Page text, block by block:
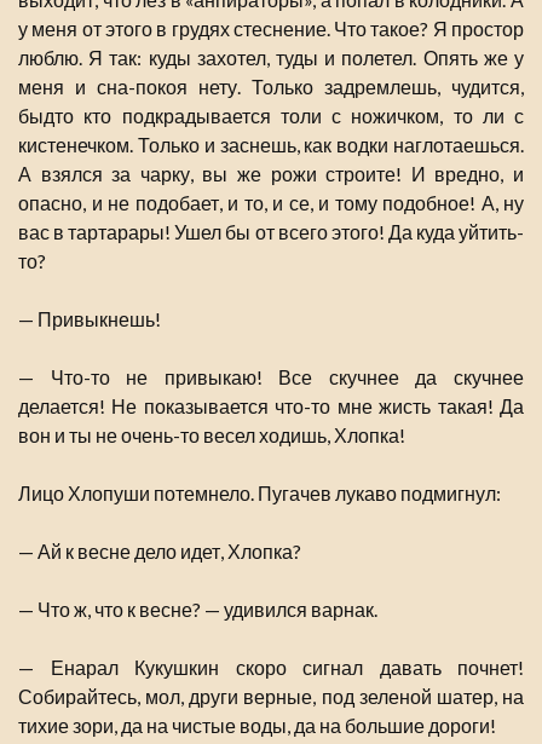
у меня от этого в грудях стеснение. Что такое? Я простор
люблю. Я так: куды захотел, туды и полетел. Опять же у
меня и сна-покоя нету. Только задремлешь, чудится,
быдто кто подкрадывается толи с ножичком, то ли с
кистенечком. Только и заснешь, как водки наглотаешься.
А взялся за чарку, вы же рожи строите! И вредно, и
опасно, и не подобает, и то, и се, и тому подобное! А, ну
вас в тартарары! Ушел бы от всего этого! Да куда уйтить-
то?
— Привыкнешь!
— Что-то не привыкаю! Все скучнее да скучнее
делается! Не показывается что-то мне жисть такая! Да
вон и ты не очень-то весел ходишь, Хлопка!
Лицо Хлопуши потемнело. Пугачев лукаво подмигнул:
— Ай к весне дело идет, Хлопка?
— Что ж, что к весне? — удивился варнак.
— Енарал Кукушкин скоро сигнал давать почнет!
Собирайтесь, мол, други верные, под зеленой шатер, на
тихие зори, да на чистые воды, да на большие дороги!